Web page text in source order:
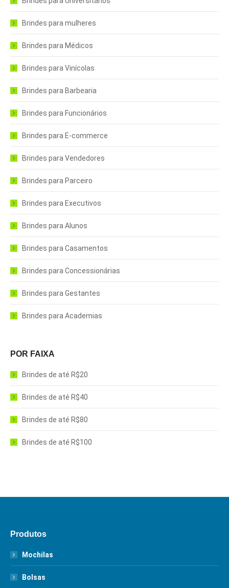
Brindes para mulheres
Brindes para Médicos
Brindes para Vinícolas
Brindes para Barbearia
Brindes para Funcionários
Brindes para E-commerce
Brindes para Vendedores
Brindes para Parceiro
Brindes para Executivos
Brindes para Alunos
Brindes para Casamentos
Brindes para Concessionárias
Brindes para Gestantes
Brindes para Academias
POR FAIXA
Brindes de até R$20
Brindes de até R$40
Brindes de até R$80
Brindes de até R$100
Produtos
Mochilas
Bolsas